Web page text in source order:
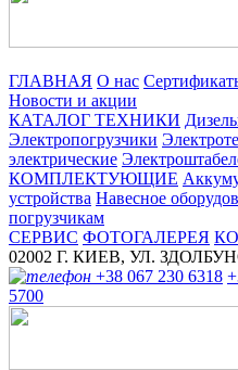
ГЛАВНАЯ О нас
Новости и акции
КАТАЛОГ ТЕХНИКИ
Электропогрузчики
электрические
КОМПЛЕКТУЮЩИЕ
устройства Навесное
погрузчикам
СЕРВИС ФОТОГАЛЕРЕЯ
02002 Г. КИЕВ, УЛ.
+38 067 230 6318
5700